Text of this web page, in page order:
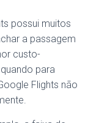
possui muitos
a passagem
custo-
para
Flights não